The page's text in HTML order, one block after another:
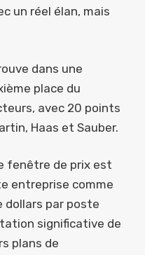
un réel élan, mais
dans une
place du
avec 20 points
Haas et Sauber.
fenêtre de prix est
entreprise comme
dollars par poste
significative de
plans de